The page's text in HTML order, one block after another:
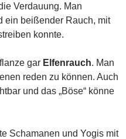
Verdauung. Man
ein beißender Rauch, mit
konnte.
gar Elfenrauch. Man
reden zu können. Auch
und das „Böse“ könne
Schamanen und Yogis mit